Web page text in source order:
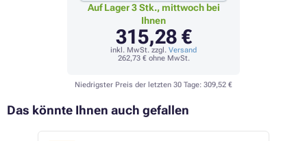
Auf Lager 3 Stk., mittwoch bei
Ihnen
315,28 €
inkl. MwSt. zzgl. Versand
262,73 €ohne MwSt.
Niedrigster Preis der letzten 30 Tage: 309,52 €
Das könnte Ihnen auch gefallen